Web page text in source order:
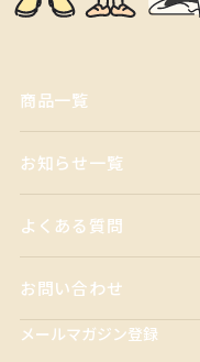
商品一覧
お知らせ一覧
よくある質問
お問い合わせ
メールマガジン登録